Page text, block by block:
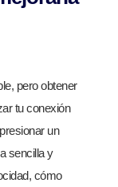
pero obtener
tu conexión
un
sencilla y
cómo